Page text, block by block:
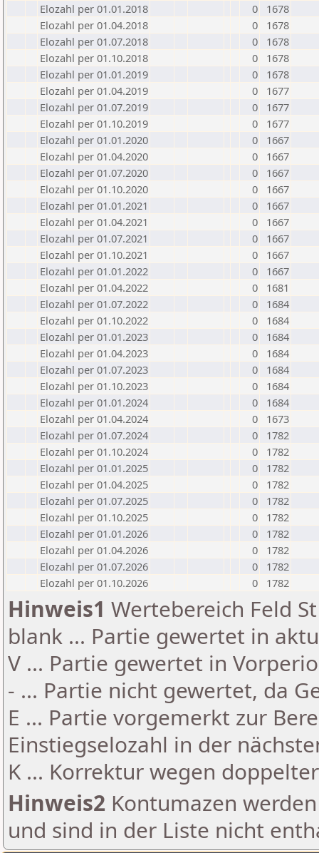
Elozahl per 01.01.2018
0
1678
Elozahl per 01.04.2018
0
1678
Elozahl per 01.07.2018
0
1678
Elozahl per 01.10.2018
0
1678
Elozahl per 01.01.2019
0
1678
Elozahl per 01.04.2019
0
1677
Elozahl per 01.07.2019
0
1677
Elozahl per 01.10.2019
0
1677
Elozahl per 01.01.2020
0
1667
Elozahl per 01.04.2020
0
1667
Elozahl per 01.07.2020
0
1667
Elozahl per 01.10.2020
0
1667
Elozahl per 01.01.2021
0
1667
Elozahl per 01.04.2021
0
1667
Elozahl per 01.07.2021
0
1667
Elozahl per 01.10.2021
0
1667
Elozahl per 01.01.2022
0
1667
Elozahl per 01.04.2022
0
1681
Elozahl per 01.07.2022
0
1684
Elozahl per 01.10.2022
0
1684
Elozahl per 01.01.2023
0
1684
Elozahl per 01.04.2023
0
1684
Elozahl per 01.07.2023
0
1684
Elozahl per 01.10.2023
0
1684
Elozahl per 01.01.2024
0
1684
Elozahl per 01.04.2024
0
1673
Elozahl per 01.07.2024
0
1782
Elozahl per 01.10.2024
0
1782
Elozahl per 01.01.2025
0
1782
Elozahl per 01.04.2025
0
1782
Elozahl per 01.07.2025
0
1782
Elozahl per 01.10.2025
0
1782
Elozahl per 01.01.2026
0
1782
Elozahl per 01.04.2026
0
1782
Elozahl per 01.07.2026
0
1782
Elozahl per 01.10.2026
0 1782
Hinweis1 Wertebereich Feld
blank ... Partie gewertet in
V ... Partie gewertet in
- ... Partie nicht gewertet, da
E ... Partie vorgemerkt zur
Einstiegselozahl in der
K ... Korrektur wegen
Hinweis2 Kontumazen
und sind in der Liste nicht